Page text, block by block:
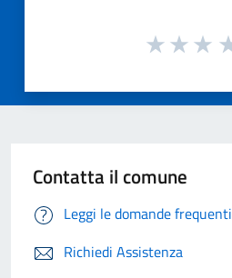
Contatta il comune
Leggi le domande frequenti
Richiedi Assistenza